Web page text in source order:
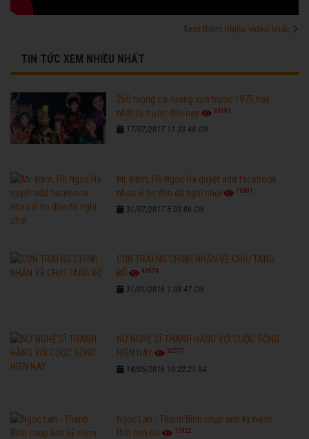
Xem thêm nhiều video khác
TIN TỨC XEM NHIỀU NHẤT
260 tuồng cải lương xưa trước 1975 hay
nhất từ trước đến nay
96197
17/07/2017 11:33:48 CH
Mr. Đàm, Hồ Ngọc Hà quyết add facebook
nhau vì tin đồn đã nghỉ chơi
76301
31/07/2017 5:03:06 CH
CON TRAI NS CHINH NHẪN VỀ CHỊU TANG
BỐ
42974
31/01/2016 1:08:47 CH
NỮ NGHỆ SĨ THANH HẰNG VỚI CUỘC SỐNG
HIỆN NAY
32577
18/05/2016 10:22:21 SA
Ngọc Lan - Thanh Bình chụp ảnh kỷ niệm
thời hẹn hò
17822